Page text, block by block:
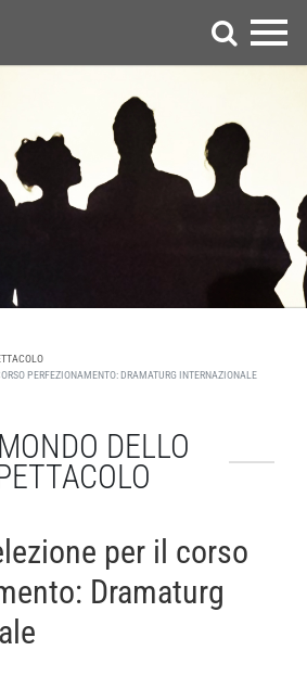
PERFEZIONAMENTO: DRAMATURG INTERNAZIONALE
DELLO
per il corso
Dramaturg